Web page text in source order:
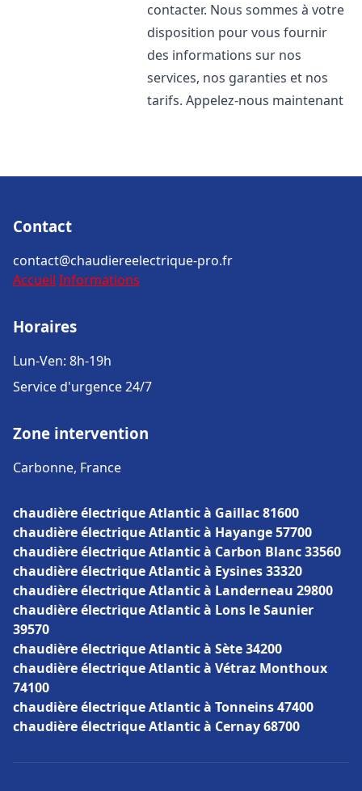
contacter. Nous sommes à votre
disposition pour vous fournir
des informations sur nos
services, nos garanties et nos
tarifs. Appelez-nous maintenant
Contact
contact@chaudiereelectrique-pro.fr
Accueil Informations
Horaires
Lun-Ven: 8h-19h
Service d'urgence 24/7
Zone intervention
Carbonne, France
chaudière électrique Atlantic à Gaillac 81600
chaudière électrique Atlantic à Hayange 57700
chaudière électrique Atlantic à Carbon Blanc 33560
chaudière électrique Atlantic à Eysines 33320
chaudière électrique Atlantic à Landerneau 29800
chaudière électrique Atlantic à Lons le Saunier
39570
chaudière électrique Atlantic à Sète 34200
chaudière électrique Atlantic à Vétraz Monthoux
74100
chaudière électrique Atlantic à Tonneins 47400
chaudière électrique Atlantic à Cernay 68700